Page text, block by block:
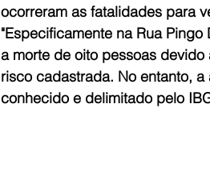
ocorreram as fatalidades para
"Especificamente na Rua
a morte de oito pessoas
risco cadastrada. No entanto,
conhecido e delimitado pelo